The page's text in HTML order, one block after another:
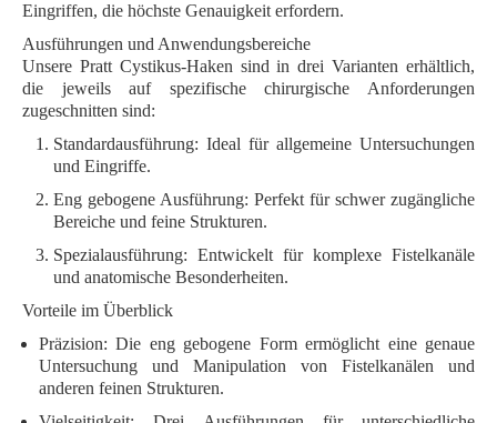
Eingriffen, die höchste Genauigkeit erfordern.
Ausführungen und Anwendungsbereiche
Unsere Pratt Cystikus-Haken sind in drei Varianten erhältlich,
die jeweils auf spezifische chirurgische Anforderungen
zugeschnitten sind:
Standardausführung: Ideal für allgemeine Untersuchungen
und Eingriffe.
Eng gebogene Ausführung: Perfekt für schwer zugängliche
Bereiche und feine Strukturen.
Spezialausführung: Entwickelt für komplexe Fistelkanäle
und anatomische Besonderheiten.
Vorteile im Überblick
Präzision: Die eng gebogene Form ermöglicht eine genaue
Untersuchung und Manipulation von Fistelkanälen und
anderen feinen Strukturen.